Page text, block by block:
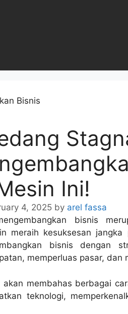
Ini!
4, 2025 by arel fassa
bisnis
meraih kesuksesan
bisnis dengan
memperluas pasar, dan
membahas berbagai
teknologi,